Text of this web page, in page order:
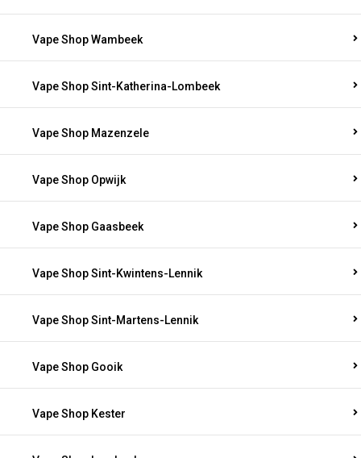
Vape Shop Wambeek
Vape Shop Sint-Katherina-Lombeek
Vape Shop Mazenzele
Vape Shop Opwijk
Vape Shop Gaasbeek
Vape Shop Sint-Kwintens-Lennik
Vape Shop Sint-Martens-Lennik
Vape Shop Gooik
Vape Shop Kester